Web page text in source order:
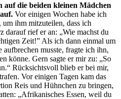
auf die beiden kleinen Mädchen
Vor einigen Wochen habe ich
ihm mitzuteilen, dass ich
darauf rief er an: „Wie machst du
Zeit!” Als ich dann einmal um
musste, fragte ich ihn,
könne. Gern sagte er mir zu: „So
Rücksichtsvoll blieb er bei mir,
Vor einigen Tagen kam das
Reis und Hühnchen zu bringen,
„Afrikanisches Essen, weil du